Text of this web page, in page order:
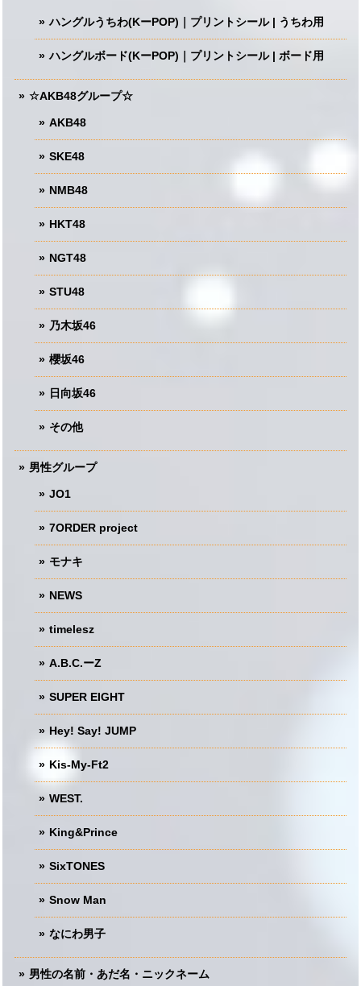
ハングルうちわ(KーPOP)｜プリントシール | うちわ用
ハングルボード(KーPOP)｜プリントシール | ボード用
☆AKB48グループ☆
AKB48
SKE48
NMB48
HKT48
NGT48
STU48
乃木坂46
櫻坂46
日向坂46
その他
男性グループ
JO1
7ORDER project
モナキ
NEWS
timelesz
A.B.C.ーZ
SUPER EIGHT
Hey! Say! JUMP
Kis-My-Ft2
WEST.
King&Prince
SixTONES
Snow Man
なにわ男子
男性の名前・あだ名・ニックネーム